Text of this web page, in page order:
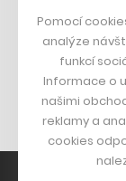
Bomma není
Originální
Nábytek z
Pomocí
analýze
funkcí
Informace o
našimi
reklamy a
cookies